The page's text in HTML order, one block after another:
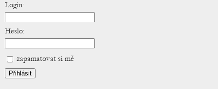
Login:
Heslo:
zapamatovat si mě